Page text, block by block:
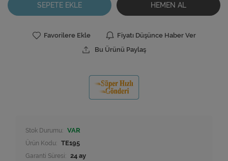
SEPETE EKLE HEMEN AL
Favorilere Ekle
Fiyatı Düşünce Haber Ver
Bu Ürünü Paylaş
Stok Durumu: VAR
Ürün Kodu: TE195
Garanti Süresi: 24 ay